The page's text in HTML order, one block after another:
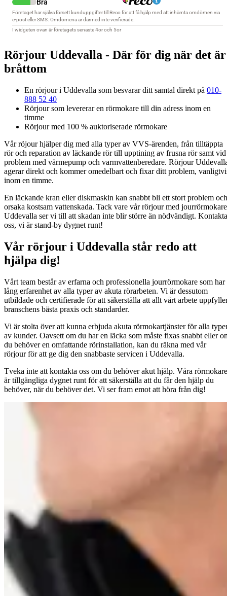
Rörjour Uddevalla - Där för dig när det är
bråttom
En rörjour i Uddevalla som besvarar ditt samtal direkt på 010-
888 52 40
Rörjour som levererar en rörmokare till din adress inom en
timme
Rörjour med 100 % auktoriserade rörmokare
Vår röjour hjälper dig med alla typer av VVS-ärenden, från tilltäppta
rör och reparation av läckande rör till upptining av frusna rör samt vid
problem med värmepump och varmvattenberedare. Rörjour
agerar direkt och kommer omedelbart och fixar ditt problem,
inom en timme.
En läckande kran eller diskmaskin kan snabbt bli ett stort problem och
orsaka kostsam vattenskada. Tack vare vår rörjour med
Uddevalla ser vi till att skadan inte blir större än nödvändigt. Kontakta
oss, vi är stand-by dygnet runt!
Vår rörjour i Uddevalla står redo att
hjälpa dig!
Vårt team består av erfarna och professionella jourrörmokare som har
lång erfarenhet av alla typer av akuta rörarbeten. Vi är dessutom
utbildade och certifierade för att säkerställa att allt vårt arbete
branschens bästa praxis och standarder.
Vi är stolta över att kunna erbjuda akuta rörmokartjänster för alla
av kunder. Oavsett om du har en läcka som måste fixas snabbt eller
du behöver en omfattande rörinstallation, kan du räkna med vår
rörjour för att ge dig den snabbaste servicen i Uddevalla.
Tveka inte att kontakta oss om du behöver akut hjälp. Våra rörmokare
är tillgängliga dygnet runt för att säkerställa att du får den hjälp du
behöver, när du behöver det. Vi ser fram emot att höra från dig!